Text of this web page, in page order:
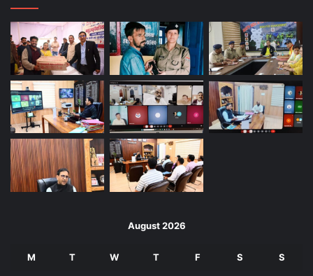
August 2026
M T W T F S S